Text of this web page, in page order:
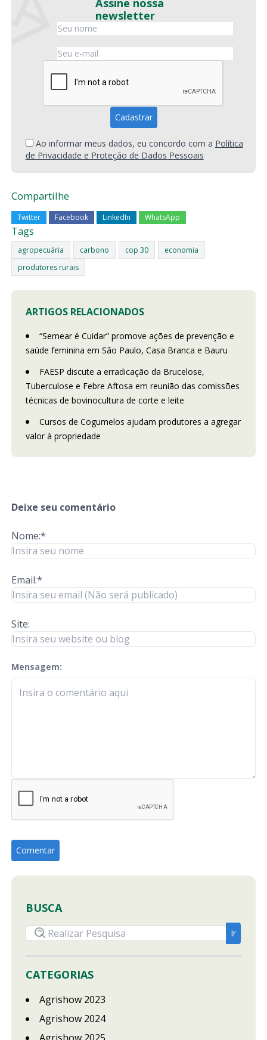
Assine nossa
newsletter
Ao informar meus dados, eu concordo com a Política
de Privacidade e Proteção de Dados Pessoais
Compartilhe
Twitter Facebook LinkedIn WhatsApp
Tags
agropecuária carbono cop 30
economia
produtores rurais
ARTIGOS RELACIONADOS
“Semear é Cuidar” promove ações de prevenção e
saúde feminina em São Paulo, Casa Branca e Bauru
FAESP discute a erradicação da Brucelose,
Tuberculose e Febre Aftosa em reunião das comissões
técnicas de bovinocultura de corte e leite
Cursos de Cogumelos ajudam produtores a agregar
valor à propriedade
Deixe seu comentário
Nome:*
Email:*
Site:
Mensagem:
check-terms
BUSCA
CATEGORIAS
Agrishow 2023
Agrishow 2024